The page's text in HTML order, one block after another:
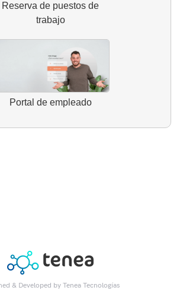
Reserva de puestos de
trabajo
Portal de empleado
& Developed by Tenea Tecnologías